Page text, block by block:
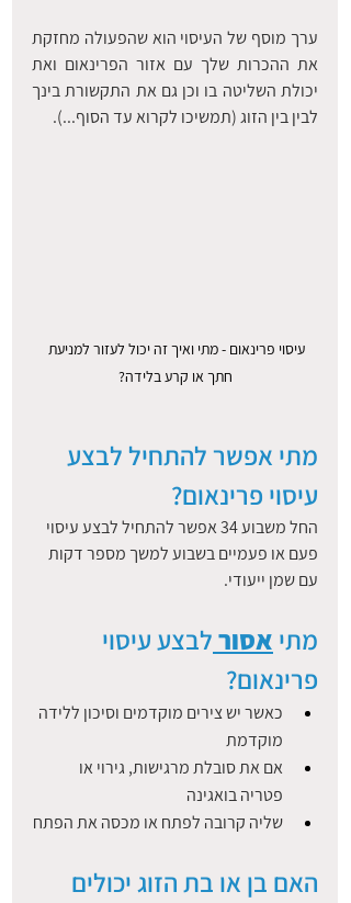
לבין בין הזוג (תמשיכו לקרוא עד הסוף...).
עיסוי פרינאום - מתי ואיך זה יכול לעזור למניעת
חתך או קרע בלידה?
מתי אפשר להתחיל לבצע
עיסוי פרינאום?
החל משבוע 34 אפשר להתחיל לבצע עיסוי
פעם או פעמיים בשבוע למשך מספר דקות
עם שמן ייעודי.
מתי אסור לבצע עיסוי
פרינאום?
כאשר יש צירים מוקדמים וסיכון ללידה
מוקדמת
אם את סובלת מרגישות, גירוי או
פטריה בואגינה
שליה קרובה לפתח או מכסה את הפתח
האם בן או בת הזוג יכולים